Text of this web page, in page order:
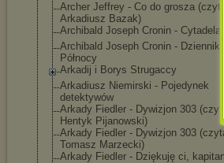
Archer Jeffrey - Co do grosza (czyta
Arkadiusz Bazak)
Archibald Joseph Cronin - Cytadela
Archibald Joseph Cronin - Dziennik
Północy
Arkadij i Borys Strugaccy
Arkadiusz Niemirski - Pojedynek
detektywów
Arkady Fiedler - Dywizjon 303 (czyta
Hentyk Pijanowski)
Arkady Fiedler - Dywizjon 303
Tomasz Marzecki)
Arkady Fiedler - Dziękuję ci,